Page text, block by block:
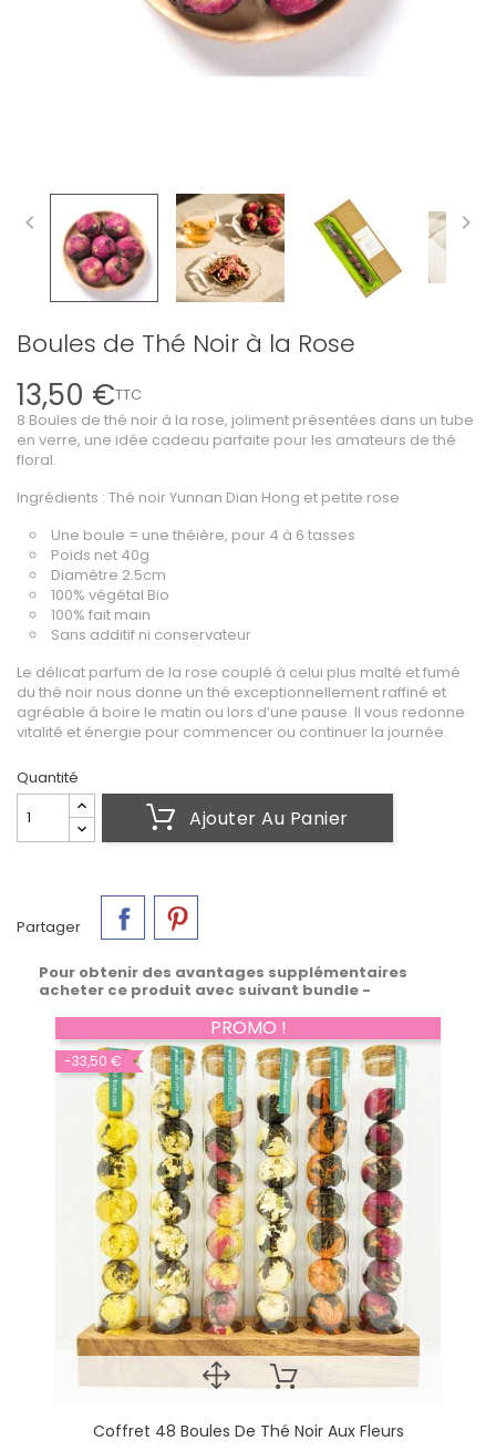
 
Boules de Thé Noir à la Rose
13,50 €TTC
8 Boules de thé noir à la rose, joliment présentées dans un tube
en verre, une idée cadeau parfaite pour les amateurs de thé
floral.
Ingrédients : Thé noir Yunnan Dian Hong et petite rose
Une boule = une théière, pour 4 à 6 tasses
Poids net 40g
Diamètre 2.5cm
100% végétal Bio
100% fait main
Sans additif ni conservateur
Le délicat parfum de la rose couplé à celui plus malté et fumé
du thé noir nous donne un thé exceptionnellement raffiné et
agréable à boire le matin ou lors d’une pause. Il vous redonne
vitalité et énergie pour commencer ou continuer la journée.
Quantité
Ajouter Au Panier
Partager
Pour obtenir des avantages supplémentaires
acheter ce produit avec suivant bundle -
Coffret 48 Boules De Thé Noir Aux Fleurs
PROMO !
-33,50 €